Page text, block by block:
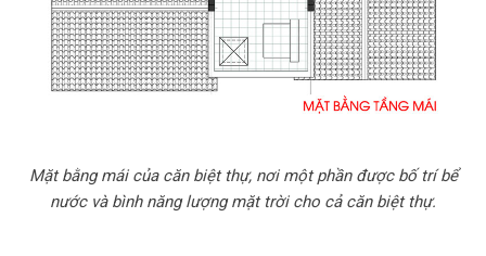
Mặt bằng mái của căn biệt thự, nơi một phần được bố trí bể
nước và bình năng lượng mặt trời cho cả căn biệt thự.